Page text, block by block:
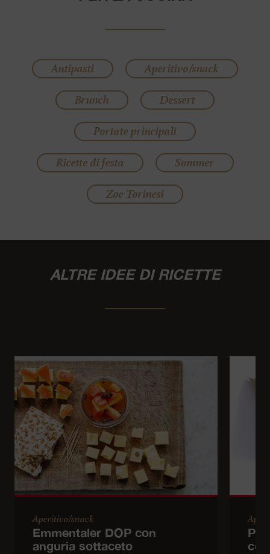
Antipasti
Aperitivo/snack
Brunch
Dessert
Portate principali
Ricette di festa
Sommer
Zoe Torinesi
ALTRE IDEE DI RICETTE
Aperitivo/snack
Emmentaler DOP con
anguria sottaceto